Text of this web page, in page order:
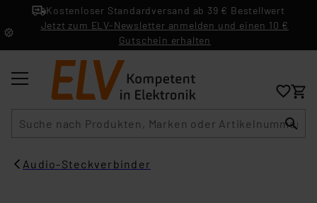
Kostenloser Standardversand ab 39 € Bestellwert
Jetzt zum ELV-Newsletter anmelden und einen 10 €
Gutschein erhalten
Audio-Steckverbinder